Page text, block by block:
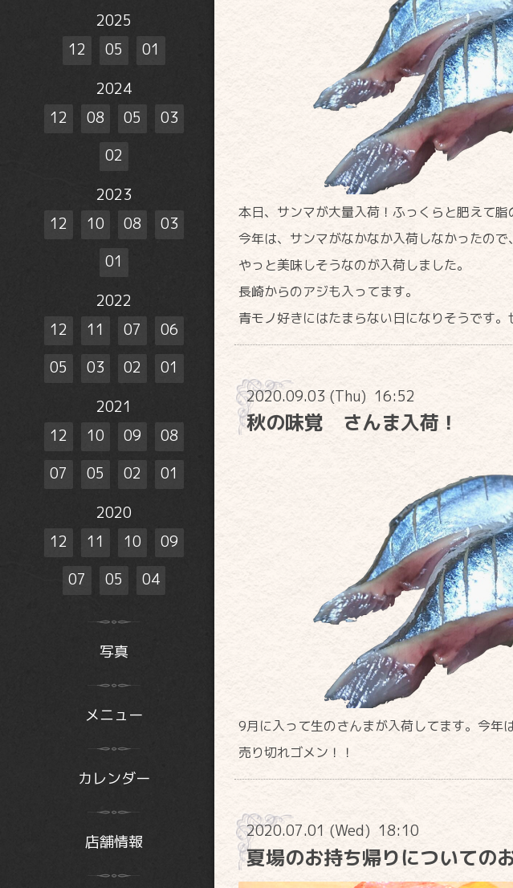
本日、サンマが大量入荷！ふっくらと肥えて脂
今年は、サンマがなかなか入荷しなかったの
やっと美味しそうなのが入荷しました。
長崎からのアジも入ってます。
青モノ好きにはたまらない日になりそうです。
2020.09.03 (Thu) 16:52
秋の味覚 さんま入荷！
9月に入って生のさんまが入荷してます。今年
売り切れゴメン！！
2020.07.01 (Wed) 18:10
夏場のお持ち帰りについての
2025
12
05
01
2024
12
08 05
03
02
2023
12
10 08
03
01
2022
12
11 07
06
05
03 02
01
2021
12
10 09
08
07
05 02
01
2020
12
11 10
09
07
05 04
写真
メニュー
カレンダー
店舗情報